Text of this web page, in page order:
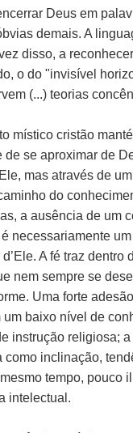
Deus em
demais. A
disso, a
o do "invisível
(...) teorias
místico cristão
de se aproximar de
mas através de
do
a ausência de um
necessariamente
A fé traz dentro
nem sempre se
Uma forte
um baixo nível de
instrução religiosa;
como inclinação,
tempo, pouco
intelectual.